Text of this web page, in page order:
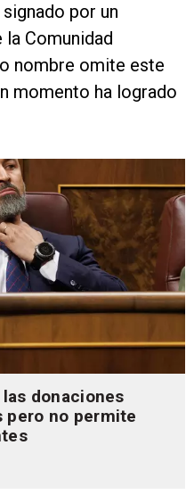
por un
Comunidad
nombre omite este
momento ha logrado
donaciones
pero no permite